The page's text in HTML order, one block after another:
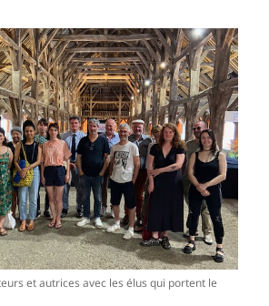
et autrices avec les élus qui portent le